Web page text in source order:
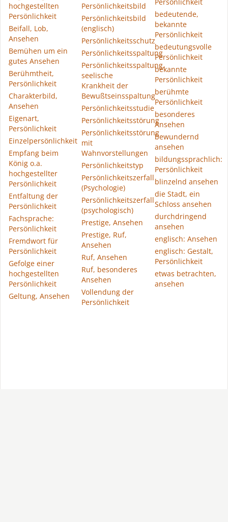
hochgestellten
Persönlichkeit
Beifall, Lob,
Ansehen
Bemühen um ein
gutes Ansehen
Berühmtheit,
Persönlichkeit
Charakterbild,
Ansehen
Eigenart,
Persönlichkeit
Einzelpersönlichkeit
Empfang beim
König o.a.
hochgestellter
Persönlichkeit
Entfaltung der
Persönlichkeit
Fachsprache:
Persönlichkeit
Fremdwort für
Persönlichkeit
Gefolge einer
hochgestellten
Persönlichkeit
Geltung, Ansehen
Persönlichkeitsbild
Persönlichkeitsbild
(englisch)
Persönlichkeitsschutz
Persönlichkeitsspaltung
Persönlichkeitsspaltung,
seelische
Krankheit der
Bewußtseinsspaltung
Persönlichkeitsstudie
Persönlichkeitsstörung
Persönlichkeitsstörung
mit
Wahnvorstellungen
Persönlichkeitstyp
Persönlichkeitszerfall
(Psychologie)
Persönlichkeitszerfall
(psychologisch)
Prestige, Ansehen
Prestige, Ruf,
Ansehen
Ruf, Ansehen
Ruf, besonderes
Ansehen
Vollendung der
Persönlichkeit
bedeutende,
bekannte
Persönlichkeit
bedeutungsvolle
Persönlichkeit
bekannte
Persönlichkeit
berühmte
Persönlichkeit
besonderes
Ansehen
bewundernd
ansehen
bildungssprachlich:
Persönlichkeit
blinzelnd ansehen
die Stadt, ein
Schloss ansehen
durchdringend
ansehen
englisch: Ansehen
englisch: Gestalt,
Persönlichkeit
etwas betrachten,
ansehen